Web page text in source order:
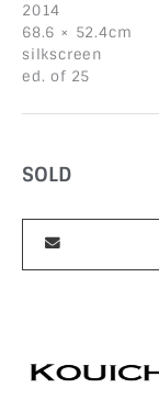
2014
68.6 × 52.4cm
silkscreen
ed. of 25
SOLD